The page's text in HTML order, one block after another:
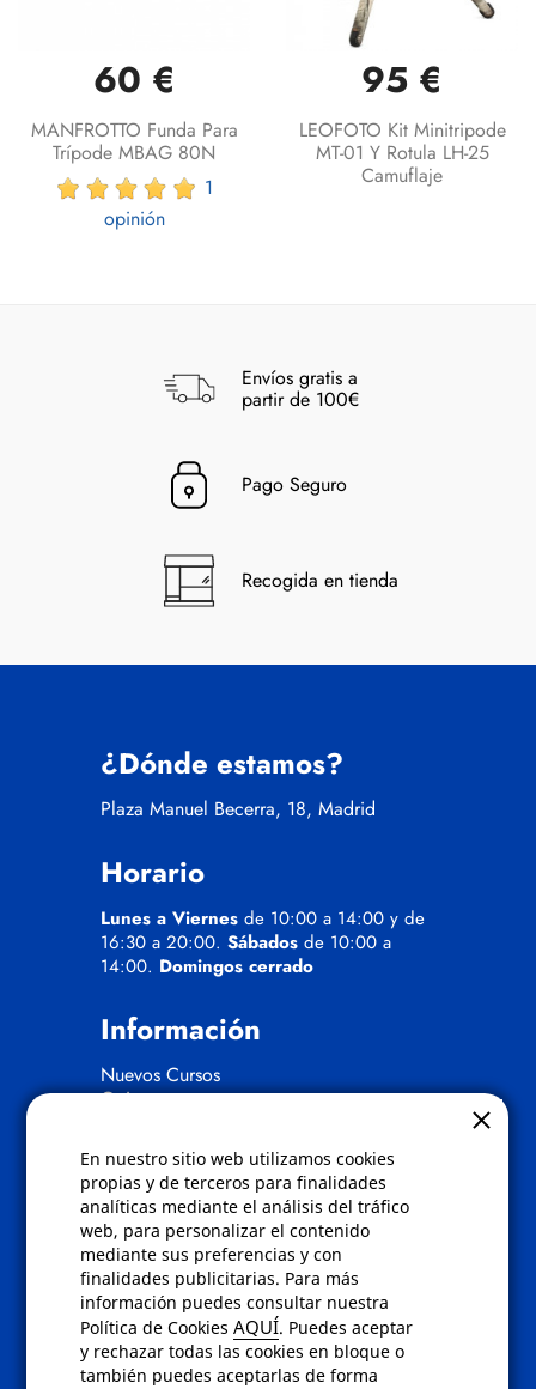
En nuestro sitio web utilizamos cookies
propias y de terceros para finalidades
analíticas mediante el análisis del tráfico
web, para personalizar el contenido
mediante sus preferencias y con
finalidades publicitarias. Para más
información puedes consultar nuestra
Política de CookiesAQUÍ. Puedes aceptar
y rechazar todas las cookies en bloque o
también puedes aceptarlas de forma
60 €
MANFROTTO Funda Para
Trípode MBAG 80N
1
opinión
95 €
LEOFOTO Kit Minitripode
MT-01 Y Rotula LH-25
Camuflaje
Envíos gratis a
partir de 100€
Pago Seguro
Recogida en tienda
¿Dónde estamos?
Plaza Manuel Becerra, 18, Madrid
Horario
Lunes a Viernes de 10:00 a 14:00 y de
16:30 a 20:00. Sábados de 10:00 a
14:00. Domingos cerrado
Información
Nuevos Cursos
Quienes somos
Políticas
Condiciones de compra
Aviso de privacidad
Cookies
Bajas comunicados comerciales
Derecho de desistimiento
Preguntas frecuentes